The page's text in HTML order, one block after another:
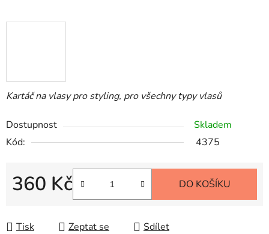
Kartáč na vlasy pro styling, pro všechny typy vlasů
Dostupnost
Skladem
Kód:
4375
360 Kč DO KOŠÍKU
Tisk Zeptat se Sdílet